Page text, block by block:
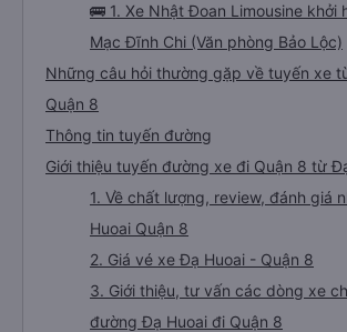
🚌 1. Xe Nhật Đoan Limousine khởi
Mạc Đĩnh Chi (Văn phòng Bảo Lộc)
Những câu hỏi thường gặp về tuyến xe
Quận 8
Thông tin tuyến đường
Giới thiệu tuyến đường xe đi Quận 8 từ
1. Về chất lượng, review, đánh giá
Huoai Quận 8
2. Giá vé xe Đạ Huoai - Quận 8
3. Giới thiệu, tư vấn các dòng xe
đường Đạ Huoai đi Quận 8